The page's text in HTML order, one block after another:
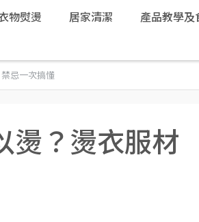
物熨燙 居家清潔 產品教學及
忌一次搞懂
燙？燙衣服材